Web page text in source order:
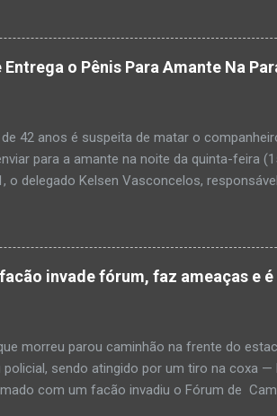
da PM mostra que, segundo
de desidratação e desnutrição, além
que a criança estava apresentando, desde
pais só levaram a menina para UPA após
O...
o Pênis Para Amante Na
42 anos é suspeita de matar o
para a amante na noite da quinta-feira
o delegado Kelsen Vasconcelos,
manhã desta sexta-feira (16), que antes de
para o filho mais velho, de 18 anos.
relacionamento, deixe os dois irmãos
todo o crime”. Após matar o
invade fórum, faz ameaças e
morreu parou caminhão na frente do
policial, sendo atingido por um tiro na coxa
com um facão invadiu o Fórum de